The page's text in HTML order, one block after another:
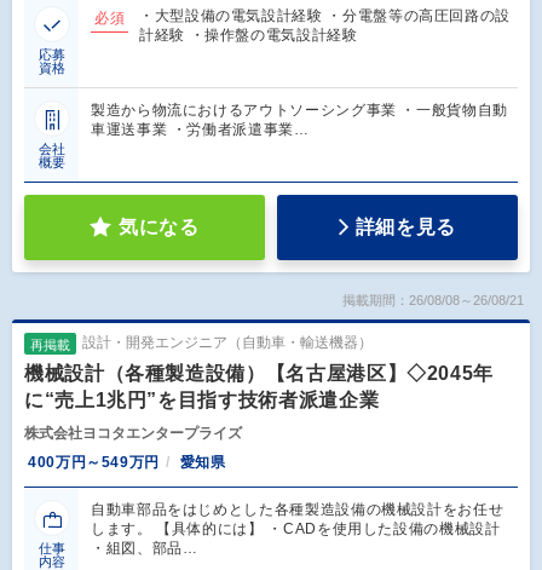
応募
資格
必須
・大型設備の電気設計経験 ・分電盤等の高圧回路の設
計経験 ・操作盤の電気設計経験
会社
概要
製造から物流におけるアウトソーシング事業 ・一般貨物自動
車運送事業 ・労働者派遣事業…
気になる 詳細を見る
掲載期間：26/08/08～26/08/21
再掲載 設計・開発エンジニア（自動車・輸送機器）
機械設計（各種製造設備）【名古屋港区】◇2045年
に“売上1兆円”を目指す技術者派遣企業
株式会社ヨコタエンタープライズ
400万円～549万円
愛知県
仕事
内容
自動車部品をはじめとした各種製造設備の機械設計をお任せ
します。 【具体的には】 ・CADを使用した設備の機械設計
・組図、部品…